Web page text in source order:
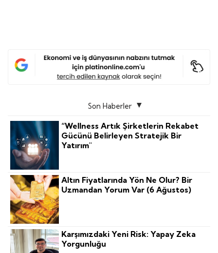
Son Haberler
“Wellness Artık Şirketlerin Rekabet
Gücünü Belirleyen Stratejik Bir
Yatırım"
Altın Fiyatlarında Yön Ne Olur? Bir
Uzmandan Yorum Var (6 Ağustos)
Karşımızdaki Yeni Risk: Yapay Zeka
Yorgunluğu